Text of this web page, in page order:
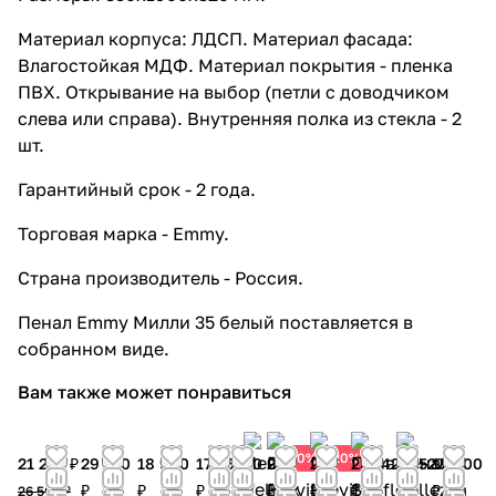
раковиной Аванти 110 R под
стиральную машину, с 2-я
ящиками, правая, белая
21 651 ₽ x 1 шт22 790 ₽
раковиной Аванти 120 L под
ящиками, левая, белая
Тумба Emmy Милли с раковиной
Como 40 подвесная, правая, белая
8 066 ₽ x 1 шт
Уют 50 напольная, белая
Тумба Emmy Милли с раковиной
Уют 60 напольная, белая
Материал корпуса: ЛДСП. Материал фасада:
Влагостойкая МДФ. Материал покрытия - пленка
ПВХ. Открывание на выбор (петли с доводчиком
слева или справа). Внутренняя полка из стекла - 2
шт.
Гарантийный срок - 2 года.
Торговая марка - Emmy.
Страна производитель - Россия.
Пенал Emmy Милли 35 белый поставляется в
собранном виде.
Вам также может понравиться
21 252 ₽
26 565 ₽
29 750
₽
18 960
₽
17 360
₽
20 083
₽
20%
27 296
₽
20%
28 840
₽
21 242
₽
18 527
₽
19 200
₽